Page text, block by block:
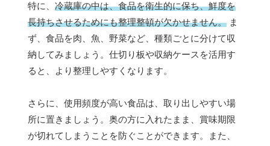
特に、 冷蔵庫の中は、食品を衛生的に保ち、鮮度を
長持ちさせるためにも整理整頓が欠かせません。 ま
ず、食品を肉、魚、野菜など、種類ごとに分けて収
納してみましょう。仕切り板や収納ケースを活用す
ると、より整理しやすくなります。
さらに、使用頻度が高い食品は、取り出しやすい場
所に置きましょう。奥の方に入れたまま、賞味期限
が切れてしまうことを防ぐことができます。また、